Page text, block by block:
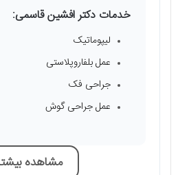
خدمات دکتر افشین قاسمی:
لیپوماتیک
عمل بلفاروپلاستی
جراحی فک
عمل جراحی گوش
مشاهده